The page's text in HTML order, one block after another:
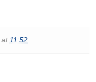
at11:52